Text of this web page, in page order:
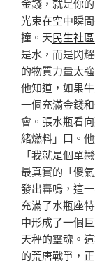
金錢，就是你
光束在空中瞬
撞。天民生社
是水，而是閃
的物質力量太
他知道，如果
一個充滿金錢
會。張水瓶看
緒燃料」口。
「我就是個單
最真實的「傻
發出轟鳴，這
充滿了水瓶座
中形成了一個
天秤的靈魂。
的荒唐戰爭，